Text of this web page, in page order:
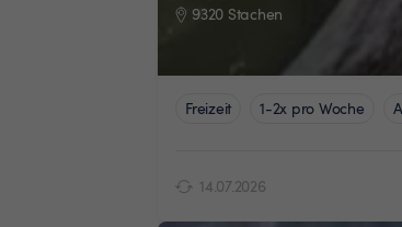
9320 Stachen
Freizeit 1-2x pro Woche
14.07.2026